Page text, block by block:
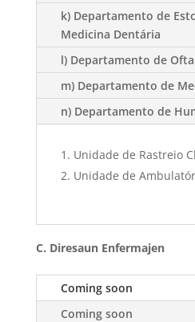
k) Departamento de
Medicina Dentária
l) Departamento de
m) Departamento de
n) Departamento de
Unidade de Rastreio
Unidade de
C. Diresaun Enfermajen
Coming soon
Coming soon